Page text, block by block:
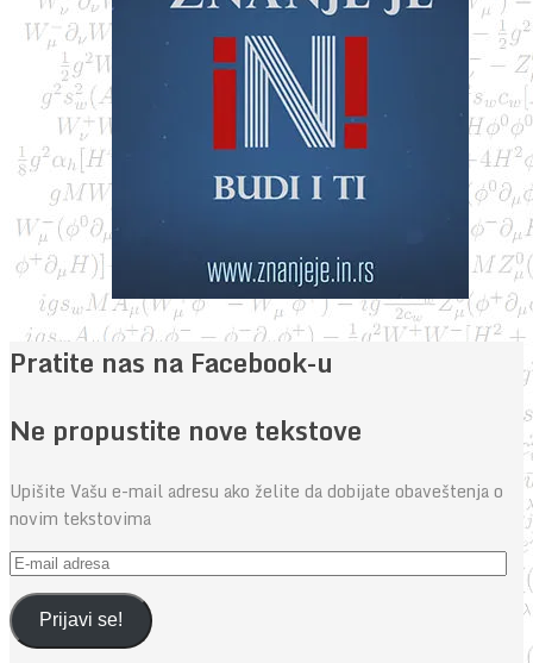
Pratite nas na Facebook-u
Ne propustite nove tekstove
Upišite Vašu e-mail adresu ako želite da dobijate obaveštenja o
novim tekstovima
E-
mail
adresaPrijavi se!